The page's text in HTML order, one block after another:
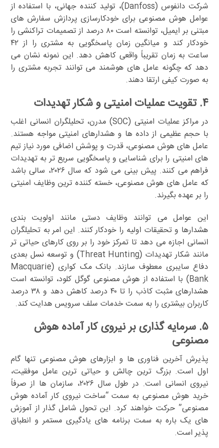
شرکت دانفوس (Danfoss)، تولید کننده جهانی، با استفاده از
عوامل هوش مصنوعی برای خودکارسازی پردازش سفارش های
مبتنی بر ایمیل، توانسته است ۸۰ درصد از تصمیمات تراکنشی را
خودکار کند و میانگین زمان پاسخگویی به مشتری را از ۴۲
ساعت به زمان تقریباً واقعی کاهش دهد. این نمونه نشان می
دهد که چگونه عامل های هوشمند می توانند تجربه مشتری را
به صورت کیفی ارتقا دهند.
۴. تقویت عملیات امنیتی و شکار تهدیدات
در مراکز عملیات امنیتی (SOC) مدرن، تحلیلگران انسانی اغلب
با حجم عظیمی از داده ها و هشدارهای امنیتی مواجه هستند.
عامل های هوش مصنوعی، قدرت و پوشش اضافی مورد نیاز تیم
های امنیتی را برای شناسایی و پاسخگویی سریع تر به تهدیدات
فراهم می کنند. پیش بینی می شود که سال ۲۰۲۶، سالی باشد
که عامل های هوش مصنوعی، خسته کننده ترین وظایف امنیتی
را بر عهده بگیرند.
این عوامل می توانند وظایف دستی مانند اولویت بندی
هشدارها و تحقیقات اولیه را خودکار کنند. این امر به تحلیلگران
انسانی اجازه می دهد تا تمرکز خود را بر روی کارهای حیاتی تر
مانند شکار تهدیدات (Threat Hunting) و توسعه نسل بعدی
دفاع سایبری معطوف سازند. بانک مک کواری (Macquarie
Bank) با استفاده از هوش مصنوعی گوگل کلود، توانسته است
هشدارهای مثبت کاذب را تا ۴۰ درصد کاهش دهد و ۳۸ درصد
کاربران بیشتری را به سمت خدمات سلف سرویس هدایت کند.
۵. سرمایه گذاری بر نیروی کار آماده هوش
مصنوعی
پذیرش آخرین فناوری ها و ابزارهای هوش مصنوعی تنها گام
اول است. بزرگ ترین چالش و حیاتی ترین عامل موفقیت،
نیروی انسانی است. در طول سال ۲۰۲۶، سازمان ها از صرفاً
خرید هوش مصنوعی به سمت “ساخت نیروی کار آماده هوش
مصنوعی” حرکت خواهند کرد. این تحول شامل گذار از آموزش
های یک باره به سمت برنامه های یادگیری مستمر و انطباق
پذیر است.